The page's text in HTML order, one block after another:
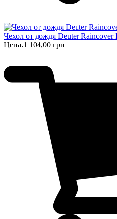
Чехол от дождя Deuter Raincover
Цена:1 104,00 грн